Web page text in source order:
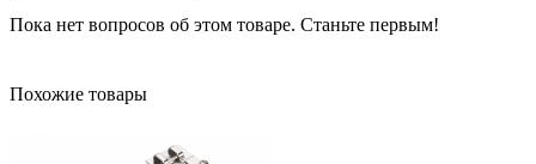
Пока нет вопросов об этом товаре. Станьте первым!
Похожие товары